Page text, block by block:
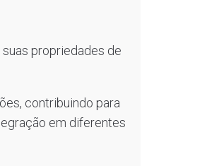
propriedades de
contribuindo para
em diferentes